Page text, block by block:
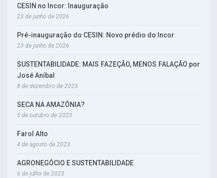
CESIN no Incor: Inauguração
23 de junho de 2026
Pré-inauguração do CESIN: Novo prédio do Incor
23 de junho de 2026
SUSTENTABILIDADE: MAIS FAZEÇÃO, MENOS FALAÇÃO por
José Aníbal
8 de dezembro de 2023
SECA NA AMAZÔNIA?
5 de outubro de 2023
Farol Alto
4 de agosto de 2023
AGRONEGÓCIO E SUSTENTABILIDADE
6 de julho de 2023